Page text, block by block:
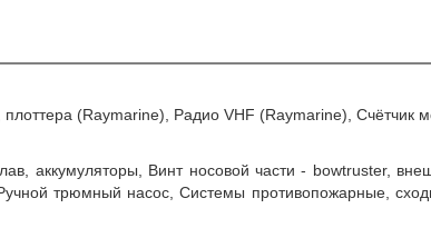
(Raymarine), Радио VHF (Raymarine), Счётчик
аккумуляторы, Винт носовой части - bowtruster,
трюмный насос, Системы противопожарные,